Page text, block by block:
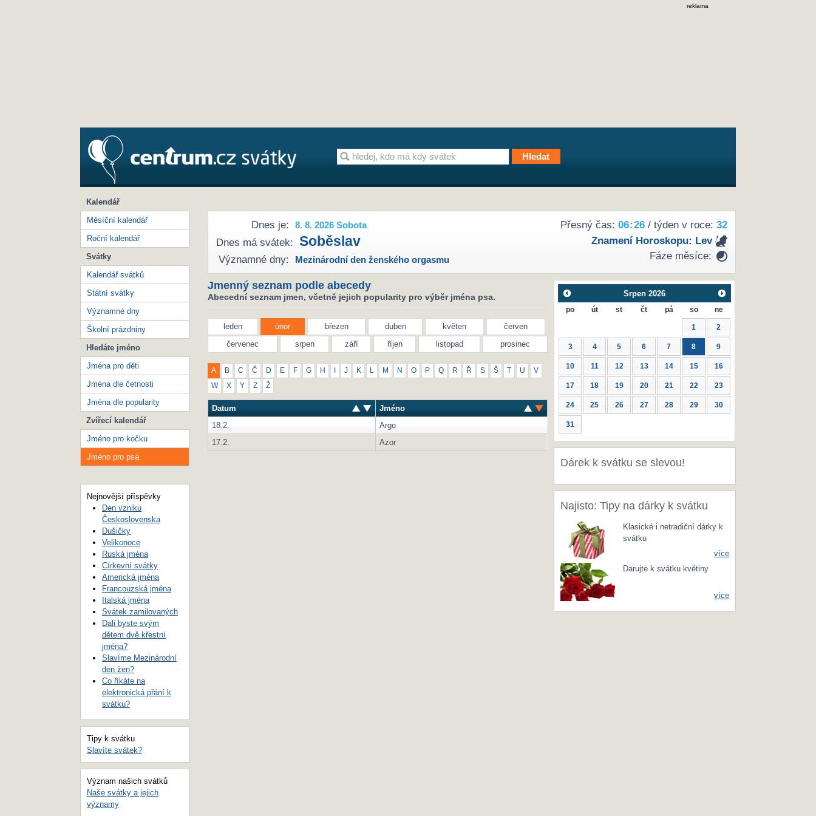
reklama
Přesný čas: 06:26/ týden v roce: 32
Znamení Horoskopu: Lev
Fáze měsíce:
Dnes je: 8. 8. 2026 Sobota
Dnes má svátek: Soběslav
Významné dny: Mezinárodní den ženského orgasmu
Jmenný seznam podle abecedy
Abecední seznam jmen, včetně jejich popularity pro výběr jména psa.
leden únor březen duben květen
červen
červenec
srpen září říjen listopad prosinec
A B C Č D E F G H J K M N O P Q R Ř S Š T U V
W X Y Z Ž
Datum
Jméno
18.2.
Argo
17.2.
Azor
Srpen 2026
po út st čt pá so ne
1 2
3 4 5 6 7 8 9
10 11 12 13 14 15 16
17 18 19 20 21 22 23
24 25 26 27 28 29 30
31
Dárek k svátku se slevou!
Najisto: Tipy na dárky k svátku
Klasické i netradiční dárky k
svátku
více
Darujte k svátku květiny
více
Kalendář
Měsíční kalendář
Roční kalendář
Svátky
Kalendář svátků
Státní svátky
Významné dny
Školní prázdniny
Hledáte jméno
Jména pro děti
Jména dle četnosti
Jména dle popularity
Zvířecí kalendář
Jméno pro kočku
Jméno pro psa
Nejnovější příspěvky
Den vzniku
Československa
Dušičky
Velikonoce
Ruská jména
Církevní svátky
Americká jména
Francouzská jména
Italská jména
Svátek zamilovaných
Dali byste svým
dětem dvě křestní
jména?
Slavíme Mezinárodní
den žen?
Co říkáte na
elektronická přání k
svátku?
Tipy k svátku
Slavíte svátek?
Význam našich svátků
Naše svátky a jejich
významy